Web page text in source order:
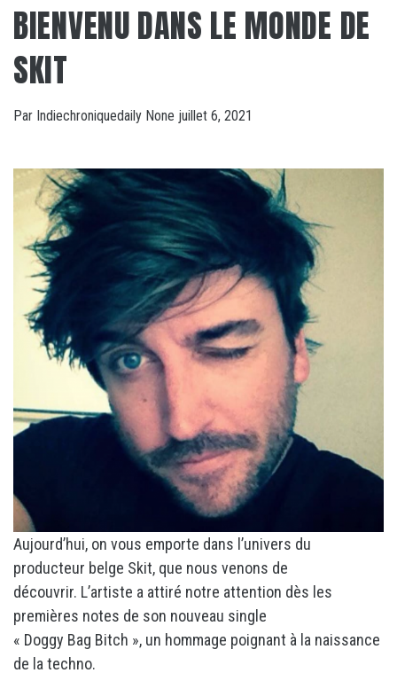
BIENVENU DANS LE MONDE DE
SKIT
Par Indiechroniquedaily None juillet 6, 2021
Aujourd’hui, on vous emporte dans l’univers du
producteur belge Skit, que nous venons de
découvrir. L’artiste a attiré notre attention dès les
premières notes de son nouveau single
« Doggy Bag Bitch », un hommage poignant à la naissance
de la techno.